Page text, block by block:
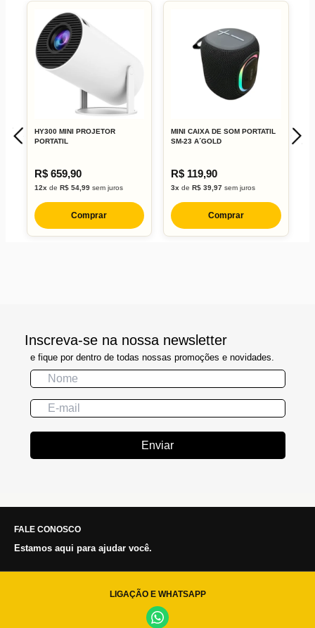
HY300 MINI PROJETOR
PORTATIL
R$ 659,90
12x de R$ 54,99sem juros
Comprar
MINI CAIXA DE SOM PORTATIL
SM-23 A´GOLD
R$ 119,90
3x deR$ 39,97 sem juros
Comprar
Inscreva-se na nossa newsletter
e fique por dentro de todas nossas promoções e novidades.
Enviar
FALE CONOSCO
Estamos aqui para ajudar você.
LIGAÇÃO E WHATSAPP